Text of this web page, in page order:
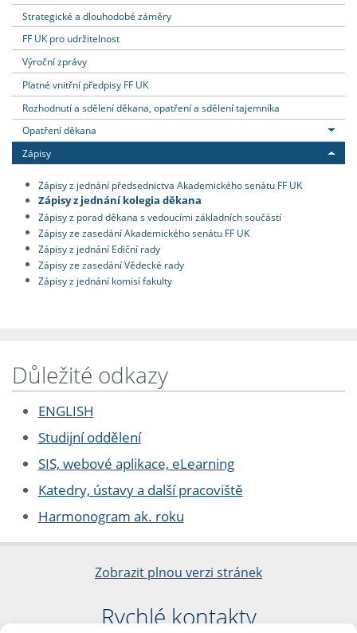
Strategické a dlouhodobé záměry
FF UK pro udržitelnost
Výroční zprávy
Platné vnitřní předpisy FF UK
Rozhodnutí a sdělení děkana, opatření a sdělení tajemníka
Opatření děkana
Zápisy
Zápisy z jednání předsednictva Akademického senátu FF UK
Zápisy z jednání kolegia děkana
Zápisy z porad děkana s vedoucími základních součástí
Zápisy ze zasedání Akademického senátu FF UK
Zápisy z jednání Ediční rady
Zápisy ze zasedání Vědecké rady
Zápisy z jednání komisí fakulty
Důležité odkazy
ENGLISH
Studijní oddělení
SIS, webové aplikace, eLearning
Katedry, ústavy a další pracoviště
Harmonogram ak. roku
Zobrazit plnou verzi stránek
Rychlé kontakty